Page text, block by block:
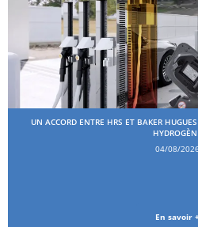
UN ACCORD ENTRE HRS ET BAKER
04/08/
En savoir